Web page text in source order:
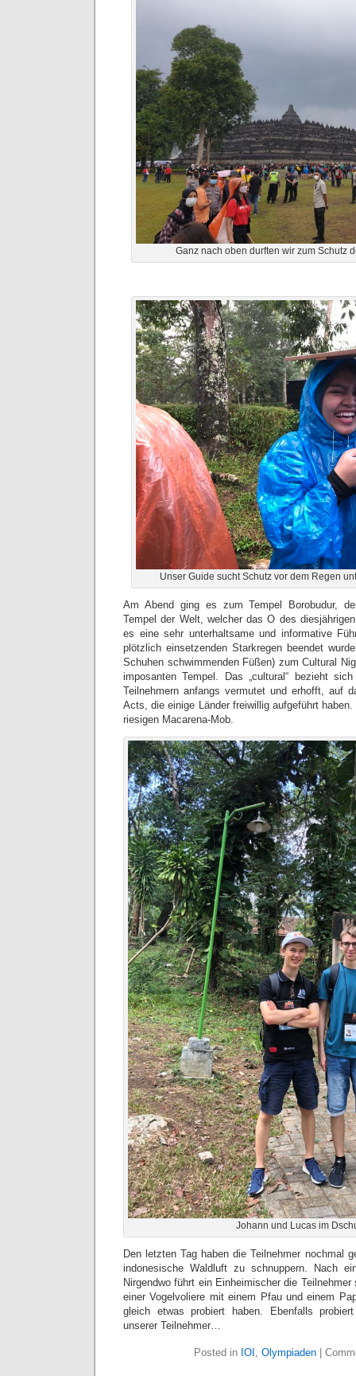
Ganz nach oben durften wir zum Schutz
Unser Guide sucht Schutz vor dem Regen
Am Abend ging es zum Tempel Borobudur,
Tempel der Welt, welcher das O des
es eine sehr unterhaltsame und informative
plötzlich einsetzenden Starkregen beendet
Schuhen schwimmenden Füßen) zum Cultural
imposanten Tempel. Das „cultural“ bezieht
Teilnehmern anfangs vermutet und erhofft, auf
Acts, die einige Länder freiwillig aufgeführt
riesigen Macarena-Mob.
Johann und Lucas im
Den letzten Tag haben die Teilnehmer nochmal
indonesische Waldluft zu schnuppern. Nach
Nirgendwo führt ein Einheimischer die
einer Vogelvoliere mit einem Pfau und einem
gleich etwas probiert haben. Ebenfalls
unserer Teilnehmer…
Posted in IOI , Olympiaden